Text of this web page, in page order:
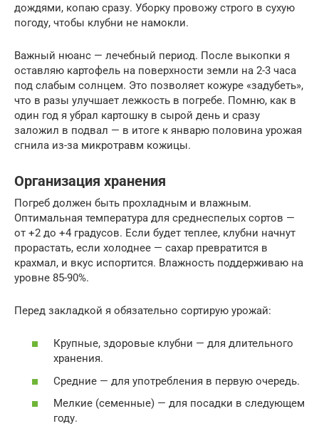
дождями, копаю сразу. Уборку провожу строго в сухую
погоду, чтобы клубни не намокли.
Важный нюанс — лечебный период. После выкопки я
оставляю картофель на поверхности земли на 2-3 часа
под слабым солнцем. Это позволяет кожуре «задубеть»,
что в разы улучшает лежкость в погребе. Помню, как в
один год я убрал картошку в сырой день и сразу
заложил в подвал — в итоге к январю половина урожая
сгнила из-за микротравм кожицы.
Организация хранения
Погреб должен быть прохладным и влажным.
Оптимальная температура для среднеспелых сортов —
от +2 до +4 градусов. Если будет теплее, клубни начнут
прорастать, если холоднее — сахар превратится в
крахмал, и вкус испортится. Влажность поддерживаю на
уровне 85-90%.
Перед закладкой я обязательно сортирую урожай:
Крупные, здоровые клубни — для длительного
хранения.
Средние — для употребления в первую очередь.
Мелкие (семенные) — для посадки в следующем
году.